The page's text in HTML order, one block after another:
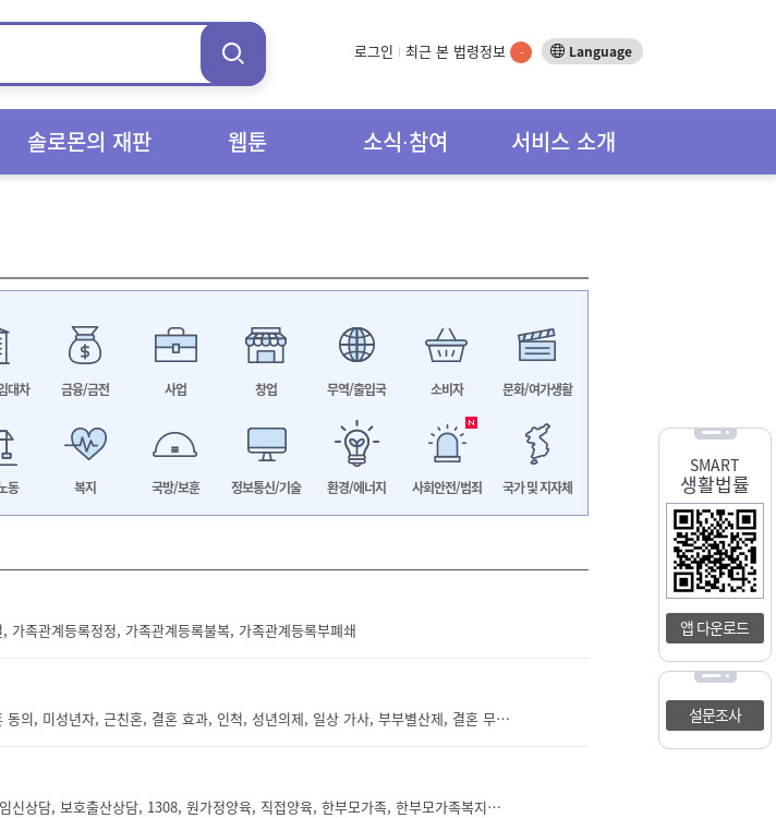
로그인 최근 본 법령정보 - Language
솔로몬의 재판 웹툰 소식∙참여 서비스 소개
SMART
생활법률
앱 다운로드
설문조사
대차 금융/금전 사업 창업 무역/출입국 소비자 문화/여가생활
동 복지 국방/보훈 정보통신/기술 환경/에너지 사회안전/범죄 국가 및 지자체
가족관계등록정정, 가족관계등록불복, 가족관계등록부폐쇄
결혼, 혼인, 혼인 적령, 결혼 나이, 결혼 동의, 미성년자, 근친혼, 결혼 효과, 인척, 성년의제, 일상 가사, 부부별산제, 결혼 무효, 결혼 취소, 혼인무효소송, 혼인취소소송, 사기 결혼, 법원, 조정, 손해배상, 위자료, 약혼, 약혼 성립요건, 약혼 연령, 약혼 나이, 약혼 효과, 약혼 해제, 파혼, 파혼 사유, 예물 반환, 결혼 자금, 결혼 비용, 근로복지공단, 혼례비 융자, 대출, 한도, 이자, 금리, 결혼식, 결혼 지원, 공공예식장, 무료예식장, 대관, 대관료, 결혼장려금, 결혼지원금, 결혼축하금, 결혼보조금, 신혼특공, 특별공급, 주택, 예비신혼부부, 전세임대, 전세, 월세, 기금e든든, 신혼집, 부동산, 계약, 주택, 매매, 계약서, 전입신고, 확정일자, 부부공동명의, 등기, 결혼준비, 결혼준
보호출산, 위기임산부, 위기임신, 위기임신상담, 보호출산상담, 1308, 원가정양육, 직접양육, 한부모가족, 한부모가족복지시설, 산전후지원, 산후조리도우미, 출산후아동보호, 출산지원, 지역상담기관, 비식별화, 익명출산, 익명진료, 사회보장관리번호, 임산부확인서, 산전검진, 보호출산비용, 숙려기간, 임산부진료기록, 출생정보, 출생통보, 출생신고, 출생확인서, 성본창설, 가족관계등록부기록, 아동보호신청, 아동인도, 입양, 친권정지, 긴급보호비, 출생증서공개, 생모정보, 생부정보, 아동권리보장원